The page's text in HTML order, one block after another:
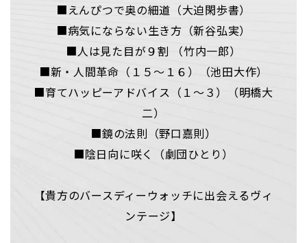
■えんぴつで奥の細道（大迫閑歩書）
■病気にならない生き方（新谷弘実）
■人は見た目が９割 （竹内一郎）
■新・人間革命（１５～１６）（池田大作）
■育てハッピーアドバイス（１～３）（明橋大
二）
■鏡の法則（野口嘉則）
■陰日向に咲く（劇団ひとり）
【貴方のバースディーウォッチに出会えるヴィ
ンテージ】